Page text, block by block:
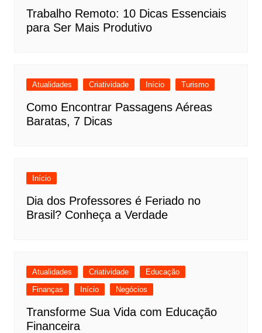
Trabalho Remoto: 10 Dicas Essenciais
para Ser Mais Produtivo
Atualidades Criatividade Início Turismo
Como Encontrar Passagens Aéreas
Baratas, 7 Dicas
Início
Dia dos Professores é Feriado no
Brasil? Conheça a Verdade
Atualidades Criatividade
Educação
Finanças
Início Negócios
Transforme Sua Vida com Educação
Financeira